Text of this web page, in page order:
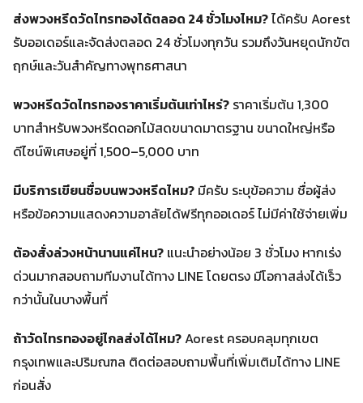
ส่งพวงหรีดวัดไทรทองได้ตลอด 24 ชั่วโมงไหม?ได้ครับ Aorest
รับออเดอร์และจัดส่งตลอด 24 ชั่วโมงทุกวัน รวมถึงวันหยุดนักขัต
ฤกษ์และวันสำคัญทางพุทธศาสนา
พวงหรีดวัดไทรทองราคาเริ่มต้นเท่าไหร่? ราคาเริ่มต้น 1,300
บาทสำหรับพวงหรีดดอกไม้สดขนาดมาตรฐาน ขนาดใหญ่หรือ
ดีไซน์พิเศษอยู่ที่ 1,500–5,000 บาท
มีบริการเขียนชื่อบนพวงหรีดไหม? มีครับ ระบุข้อความ ชื่อผู้ส่ง
หรือข้อความแสดงความอาลัยได้ฟรีทุกออเดอร์ ไม่มีค่าใช้จ่ายเพิ่ม
ต้องสั่งล่วงหน้านานแค่ไหน? แนะนำอย่างน้อย 3 ชั่วโมง หากเร่ง
ด่วนมากสอบถามทีมงานได้ทาง LINE โดยตรง มีโอกาสส่งได้เร็ว
กว่านั้นในบางพื้นที่
ถ้าวัดไทรทองอยู่ไกลส่งได้ไหม?Aorest ครอบคลุมทุกเขต
กรุงเทพและปริมณฑล ติดต่อสอบถามพื้นที่เพิ่มเติมได้ทาง LINE
ก่อนสั่ง